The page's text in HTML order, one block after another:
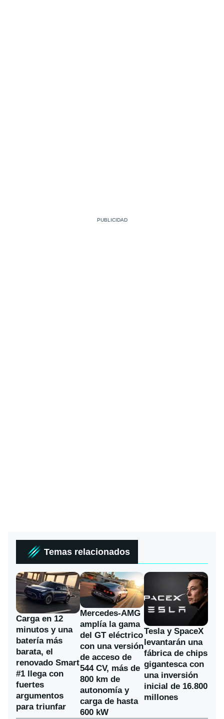
Temas relacionados
Carga en 12
minutos y una
batería más
barata, el
renovado Smart
#1 llega con
fuertes
argumentos
para triunfar
Mercedes-AMG
amplía la gama
del GT eléctrico
con una versión
de acceso de
544 CV, más de
800 km de
autonomía y
carga de hasta
600 kW
Tesla y SpaceX
levantarán una
fábrica de chips
gigantesca con
una inversión
inicial de 16.800
millones